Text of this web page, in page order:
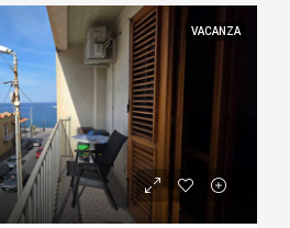
VACANZA